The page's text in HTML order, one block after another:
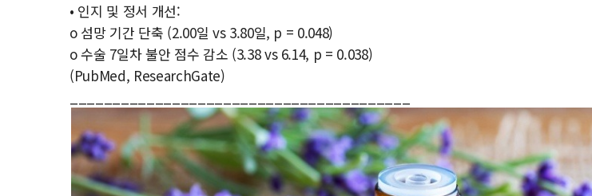
• 인지 및 정서 개선:
o 섬망 기간 단축 (2.00일 vs 3.80일, p = 0.048)
o 수술 7일차 불안 점수 감소 (3.38 vs 6.14, p = 0.038)
(PubMed, ResearchGate)